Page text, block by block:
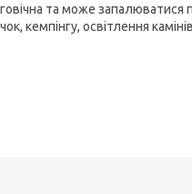
та може запалюватися
кемпінгу, освітлення